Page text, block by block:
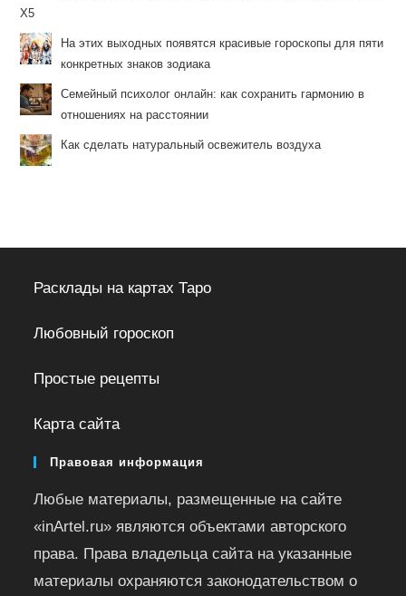
X5
На этих выходных появятся красивые гороскопы для пяти
конкретных знаков зодиака
Семейный психолог онлайн: как сохранить гармонию в
отношениях на расстоянии
Как сделать натуральный освежитель воздуха
Расклады на картах Таро
Любовный гороскоп
Простые рецепты
Карта сайта
Правовая информация
Любые материалы, размещенные на сайте
«inArtel.ru» являются объектами авторского
права. Права владельца сайта на указанные
материалы охраняются законодательством о